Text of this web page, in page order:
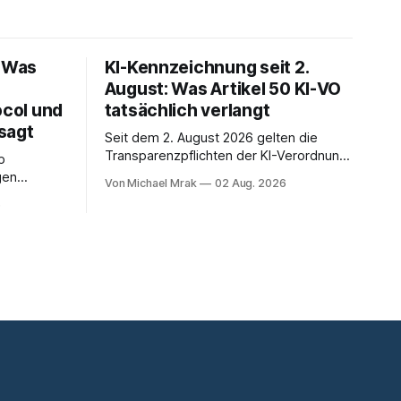
und
Sie ist
KI-Kennzeichnung seit 2.
August: Was Artikel 50 KI-VO
tatsächlich verlangt
Seit dem 2. August 2026 gelten die
Transparenzpflichten der KI-Verordnung.
Postings liest man dazu einen Satz, der
Von Michael Mrak 02 Aug. 2026